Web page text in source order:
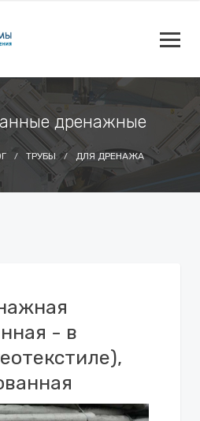
дренажные
ТРУБЫ ДЛЯ ДРЕНАЖА
- в